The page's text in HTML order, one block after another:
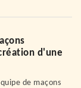
d'une
de maçons